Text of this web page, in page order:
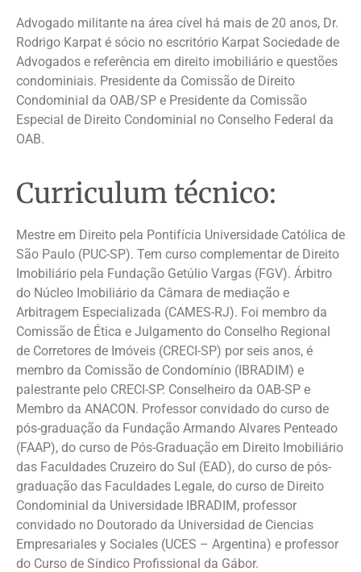
Advogado militante na área cível há mais de 20 anos, Dr.
Rodrigo Karpat é sócio no escritório Karpat Sociedade de
Advogados e referência em direito imobiliário e questões
condominiais. Presidente da Comissão de Direito
Condominial da OAB/SP e Presidente da Comissão
Especial de Direito Condominial no Conselho Federal da
OAB.
Curriculum técnico:
Mestre em Direito pela Pontifícia Universidade Católica de
São Paulo (PUC-SP). Tem curso complementar de Direito
Imobiliário pela Fundação Getúlio Vargas (FGV). Árbitro
do Núcleo Imobiliário da Câmara de mediação e
Arbitragem Especializada (CAMES-RJ). Foi membro da
Comissão de Ética e Julgamento do Conselho Regional
de Corretores de Imóveis (CRECI-SP) por seis anos, é
membro da Comissão de Condomínio (IBRADIM) e
palestrante pelo CRECI-SP. Conselheiro da OAB-SP e
Membro da ANACON. Professor convidado do curso de
pós-graduação da Fundação Armando Alvares Penteado
(FAAP), do curso de Pós-Graduação em Direito Imobiliário
das Faculdades Cruzeiro do Sul (EAD), do curso de pós-
graduação das Faculdades Legale, do curso de Direito
Condominial da Universidade IBRADIM, professor
convidado no Doutorado da Universidad de Ciencias
Empresariales y Sociales (UCES – Argentina) e professor
do Curso de Síndico Profissional da Gábor.